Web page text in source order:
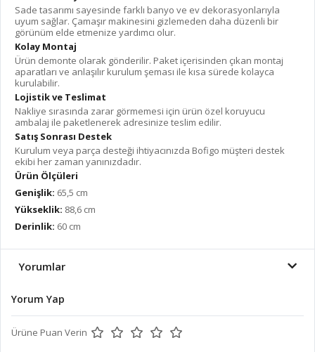
Sade tasarımı sayesinde farklı banyo ve ev dekorasyonlarıyla
uyum sağlar. Çamaşır makinesini gizlemeden daha düzenli bir
görünüm elde etmenize yardımcı olur.
Kolay Montaj
Ürün demonte olarak gönderilir. Paket içerisinden çıkan montaj
aparatları ve anlaşılır kurulum şeması ile kısa sürede kolayca
kurulabilir.
Lojistik ve Teslimat
Nakliye sırasında zarar görmemesi için ürün özel koruyucu
ambalaj ile paketlenerek adresinize teslim edilir.
Satış Sonrası Destek
Kurulum veya parça desteği ihtiyacınızda Bofigo müşteri destek
ekibi her zaman yanınızdadır.
Ürün Ölçüleri
Genişlik: 65,5 cm
Yükseklik: 88,6 cm
Derinlik: 60 cm
Yorumlar
Yorum Yap
Ürüne Puan Verin